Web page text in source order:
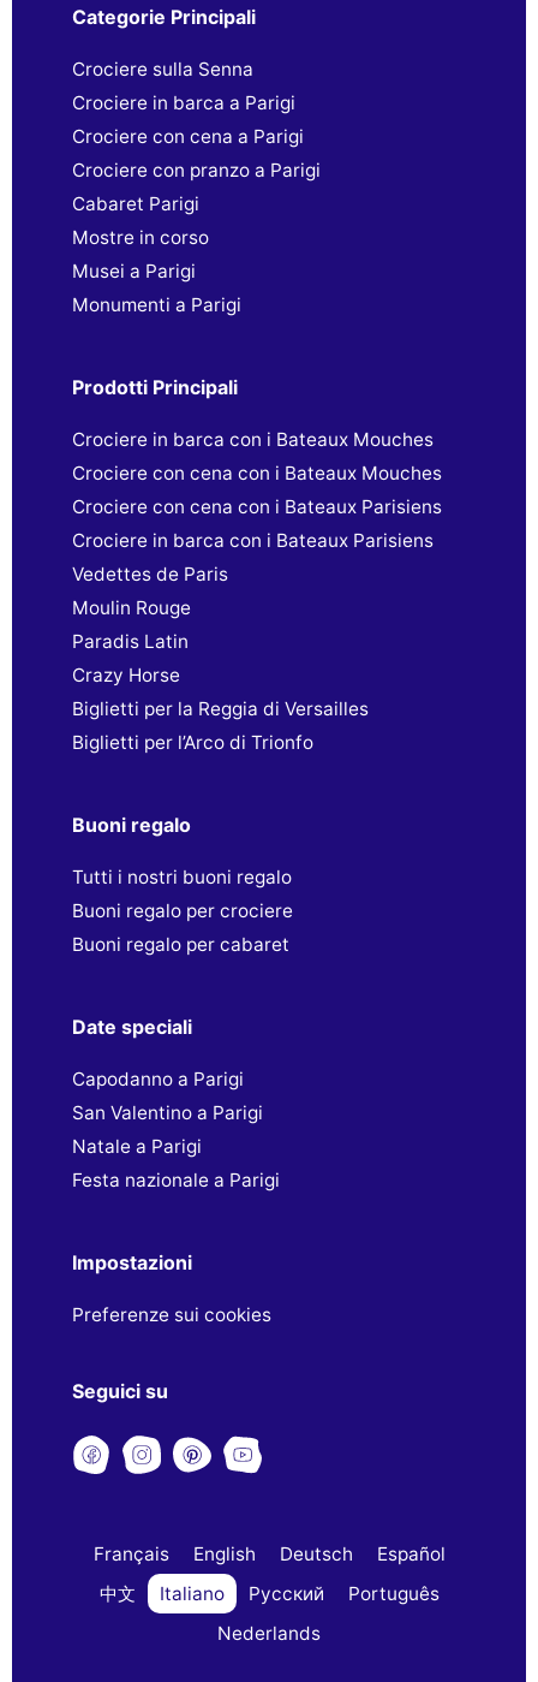
Categorie Principali
Crociere sulla Senna
Crociere in barca a Parigi
Crociere con cena a Parigi
Crociere con pranzo a Parigi
Cabaret Parigi
Mostre in corso
Musei a Parigi
Monumenti a Parigi
Prodotti Principali
Crociere in barca con i Bateaux Mouches
Crociere con cena con i Bateaux Mouches
Crociere con cena con i Bateaux Parisiens
Crociere in barca con i Bateaux Parisiens
Vedettes de Paris
Moulin Rouge
Paradis Latin
Crazy Horse
Biglietti per la Reggia di Versailles
Biglietti per l’Arco di Trionfo
Buoni regalo
Tutti i nostri buoni regalo
Buoni regalo per crociere
Buoni regalo per cabaret
Date speciali
Capodanno a Parigi
San Valentino a Parigi
Natale a Parigi
Festa nazionale a Parigi
Impostazioni
Preferenze sui cookies
Seguici su
Français English Deutsch
Español
中文
Italiano Русский
Português
Nederlands